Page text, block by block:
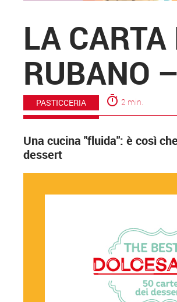
LA
RUBANO
PASTICCERIA timer 2 min.
Una cucina "fluida": è così
dessert